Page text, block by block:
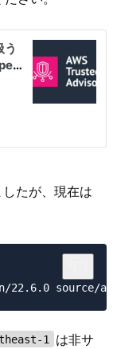
たが、現在は
1
は非サ